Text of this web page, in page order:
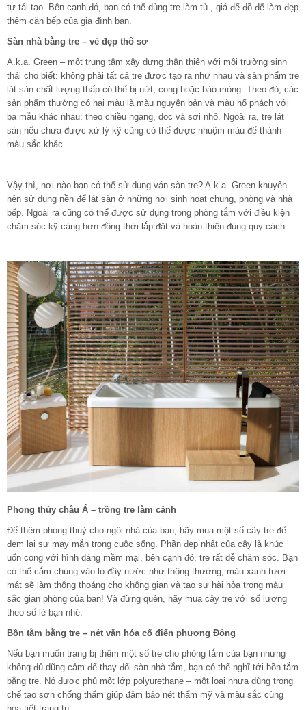
tự tái tạo. Bên cạnh đó, bạn có thể dùng tre làm tủ , giá để đồ để làm đẹp
thêm căn bếp của gia đình bạn.
Sàn nhà bằng tre – vẻ đẹp thô sơ
A.k.a. Green – một trung tâm xây dựng thân thiện với môi trường sinh
thái cho biết: không phải tất cả tre được tạo ra như nhau và sản phẩm tre
lát sàn chất lượng thấp có thể bị nứt, cong hoặc bào mỏng. Theo đó, các
sản phẩm thường có hai màu là màu nguyên bản và màu hổ phách với
ba mẫu khác nhau: theo chiều ngang, dọc và sợi nhỏ. Ngoài ra, tre lát
sàn nếu chưa được xử lý kỹ cũng có thể được nhuộm màu để thành
màu sắc khác.
Vậy thì, nơi nào bạn có thể sử dụng ván sàn tre? A.k.a. Green khuyên
nên sử dụng nền để lát sàn ở những nơi sinh hoạt chung, phòng và nhà
bếp. Ngoài ra cũng có thể được sử dụng trong phòng tắm với điều kiện
chăm sóc kỹ càng hơn đồng thời lắp đặt và hoàn thiện đúng quy cách.
Phong thủy châu Á – trồng tre làm cảnh
Để thêm phong thuỷ cho ngôi nhà của bạn, hãy mua một số cây tre để
đem lại sự may mắn trong cuộc sống. Phần đẹp nhất của cây là khúc
uốn cong với hình dáng mềm mại, bên cạnh đó, tre rất dễ chăm sóc. Bạn
có thể cắm chúng vào lọ đầy nước như thông thường, màu xanh tươi
mát sẽ làm thông thoáng cho không gian và tạo sự hài hòa trong màu
sắc gian phòng của bạn! Và đừng quên, hãy mua cây tre với số lượng
theo số lẻ bạn nhé.
Bồn tằm bằng tre – nét văn hóa cổ điển phương Đông
Nếu bạn muốn trang bị thêm một số tre cho phòng tắm của bạn nhưng
không đủ dũng cảm để thay đổi sàn nhà tắm, bạn có thể nghĩ tới bồn tắm
bằng tre. Nó được phủ một lớp polyurethane – một loại nhựa dùng trong
chế tạo sơn chống thấm giúp đảm bảo nét thẩm mỹ và màu sắc cùng